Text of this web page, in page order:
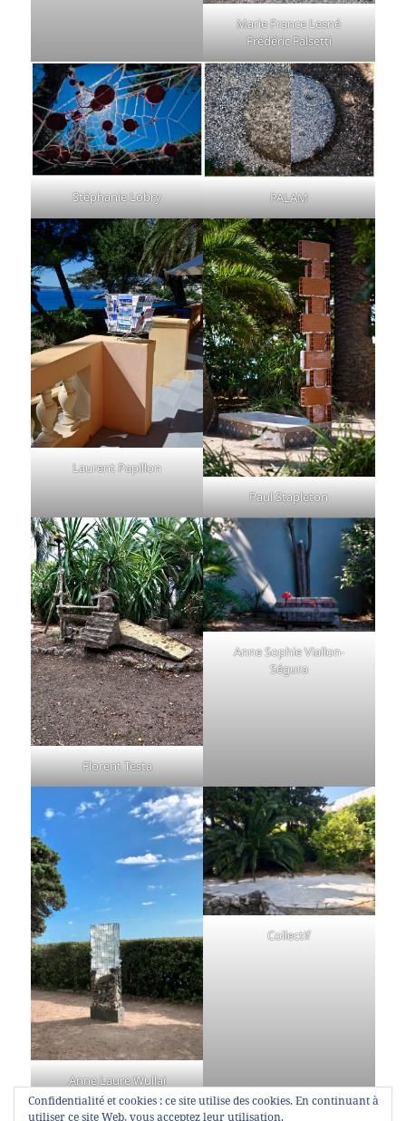
Marie France Lesné
Frédéric Falsetti
Stéphanie Lobry PALAM
Laurent Papillon
Paul Stapleton
Florent Testa
Anne Sophie Viallon-
Ségura
Anne Laure Wullai
Collectif
Confidentialité et cookies : ce site utilise des cookies. En continuant à
utiliser ce site Web, vous acceptez leur utilisation.